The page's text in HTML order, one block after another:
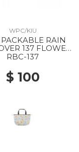
WPC/KIU
137 FLOWER
ORANGE
RBC-137
$ 100